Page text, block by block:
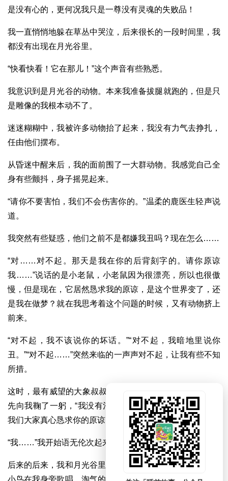
是没有心的，更何况我只是一尊没有灵魂的失败品！
我一直悄悄地躲在草丛中哭泣，后来很长的一段时间里，我
都没有出现在月光谷里。
“快看快看！它在那儿！”这个声音有些熟悉。
我意识到是月光谷的动物。本来我准备拔腿就跑的，但是只
是雕像的我根本动不了。
迷迷糊糊中，我被许多动物抬了起来，我没有力气去挣扎，
任由他们摆布。
从昏迷中醒来后，我的面前围了一大群动物。我感觉自己全
身有些颤抖，身子摇晃起来。
“请你不要害怕，我们不会伤害你的。”温柔的鹿医生轻声说
道。
我突然有些疑惑，他们之前不是都嫌我丑吗？现在怎么……
“对……对不起。那天是我在你的后背刻字的。请你原谅
我……”说话的是小老鼠，小老鼠因为很漂亮，所以也很傲
慢，但是现在，它居然恳求我的原谅，是这个世界变了，还
是我在做梦？就在我思考着这个问题的时候，又有动物挤上
前来。
“对不起，我不该说你的坏话。”“对不起，我暗地里说你
丑。”“对不起……”突然来临的一声声对不起，让我有些不知
所措。
这时，最有威望的大象叔叔说话了：“真的很对不起。”它首
先向我鞠了一躬，“我没有治理好月光谷，让你受委屈了。
我们大家真心恳求你的原谅。”
“我……”我开始语无伦次起来了，“没……没关系。”
后来的后来，我和月光谷里的动物们很友好地生活在一起。
小鸟在我身旁歌唱，淘气的小袋鼠把我当作摇篮，小兔趴在